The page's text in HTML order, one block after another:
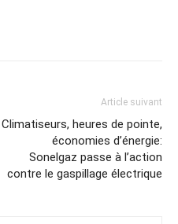
Article suivant
Climatiseurs, heures de pointe,
économies d’énergie:
Sonelgaz passe à l’action
contre le gaspillage électrique